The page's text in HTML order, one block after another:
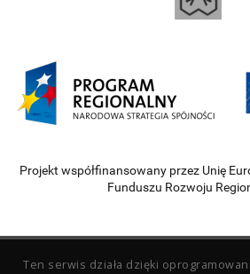
Projekt współfinansowany przez Unię
Funduszu Rozwoju
Ten serwis działa dzięki